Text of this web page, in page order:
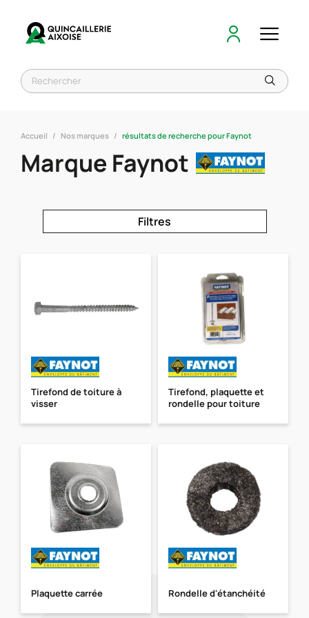
Accueil Nos marques résultats de recherche pour Faynot
Marque Faynot
Filtres
Tirefond de toiture à
visser
Tirefond, plaquette et
rondelle pour toiture
Plaquette carrée Rondelle d'étanchéité